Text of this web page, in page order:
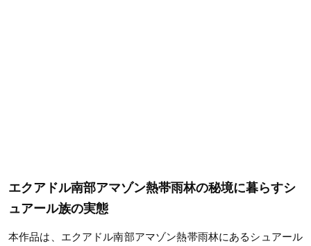
エクアドル南部アマゾン熱帯雨林の秘境に暮らすシ
ュアール族の実態
本作品は、エクアドル南部アマゾン熱帯雨林にあるシュアール